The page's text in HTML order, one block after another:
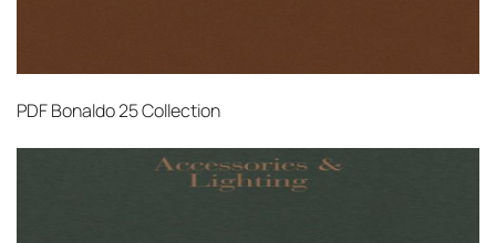
PDFBonaldo 25 Collection